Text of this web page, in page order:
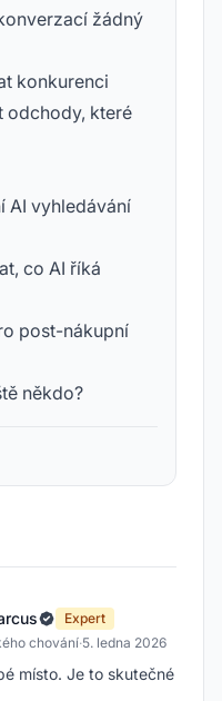
žádný
konkurenci
odchody, které
AI vyhledávání
co AI říká
post-nákupní
někdo?
Expert
chování·5. ledna 2026
místo. Je to skutečné